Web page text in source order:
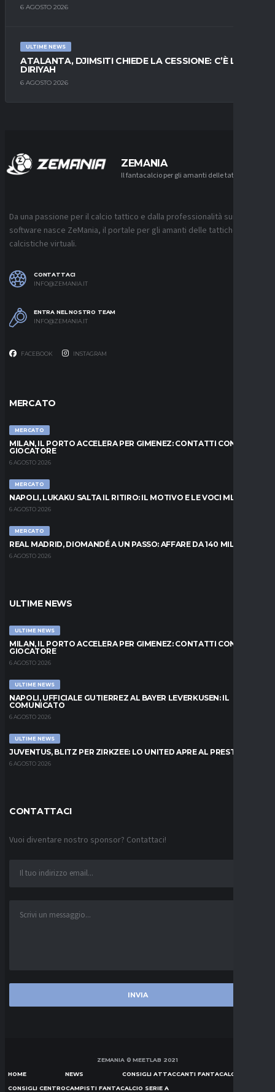
6 AGOSTO 2026
ULTIME NEWS
ATALANTA, DJIMSITI CHIEDE LA CESSIONE: C’È L’AL-
DIRIYAH
6 AGOSTO 2026
ZEMANIA
Il fantacalcio per gli amanti delle tattiche
Da una passione per il calcio tattico e dalla professionalità sui
software nasce ZeMania, il portale per gli amanti delle tattiche
calcistiche virtuali.
CONTATTACI
INFO@ZEMANIA.IT
ENTRA NEL NOSTRO TEAM
INFO@ZEMANIA.IT
FACEBOOK INSTAGRAM
MERCATO
MERCATO
MILAN, IL PORTO ACCELERA PER GIMENEZ: CONTATTI CON IL
GIOCATORE
6 AGOSTO 2026
MERCATO
NAPOLI, LUKAKU SALTA IL RITIRO: IL MOTIVO E LE VOCI MLS
6 AGOSTO 2026
MERCATO
REAL MADRID, DIOMANDÉ A UN PASSO: AFFARE DA 140 MILIONI
6 AGOSTO 2026
ULTIME NEWS
ULTIME NEWS
MILAN, IL PORTO ACCELERA PER GIMENEZ: CONTATTI CON IL
GIOCATORE
6 AGOSTO 2026
ULTIME NEWS
NAPOLI, UFFICIALE GUTIERREZ AL BAYER LEVERKUSEN: IL
COMUNICATO
6 AGOSTO 2026
ULTIME NEWS
JUVENTUS, BLITZ PER ZIRKZEE: LO UNITED APRE AL PRESTITO
6 AGOSTO 2026
CONTATTACI
Vuoi diventare nostro sponsor? Contattaci!
ZEMANIA © MEETLAB 2021
HOME NEWS CONSIGLI ATTACCANTI FANTACALCIO SERIE A
CONSIGLI CENTROCAMPISTI FANTACALCIO SERIE A